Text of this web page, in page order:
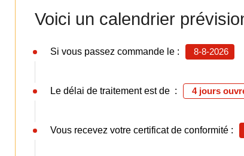
Voici un calendrier
Si vous passez commande le : 8-8-2026
Le délai de traitement est de : 4 jours
Vous recevez votre certificat de conformité :